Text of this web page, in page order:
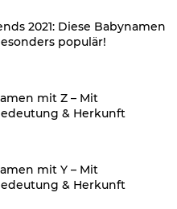
2021: Diese Babynamen
populär!
mit Z – Mit
& Herkunft
mit Y – Mit
& Herkunft